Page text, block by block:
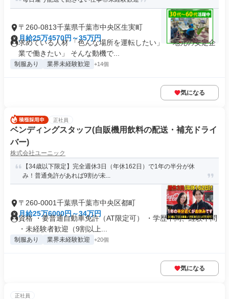
〒260-0813千葉県千葉市中央区生実町
月給25万4570円～35万円
求めている人材 「色んな場所を運転したい」 「地元の安定企
業で働きたい」 そんな動機で...
制服あり 業界未経験歓迎 +14個
気になる
正社員
ベンディングスタッフ(自販機用飲料の配送・補充ドライ
バー)
株式会社ユーニック
【34歳以下限定】完全週休3日（年休162日）で1年の半分が休
み！普通免許があれば9割が未...
〒260-0001千葉県千葉市中央区都町
月給25万6000円～34万円
資格 ・要普通自動車免許（AT限定可） ・学歴不問、経験不問
・未経験者歓迎（9割以上...
制服あり 業界未経験歓迎 +20個
気になる
正社員